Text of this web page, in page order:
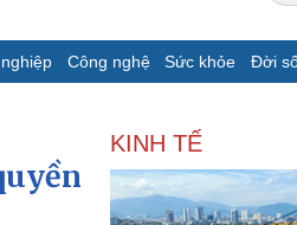
Công nghệ Sức khỏe Đời
Bất động sản
Khởi nghiệp
Tỷ
KINH TẾ